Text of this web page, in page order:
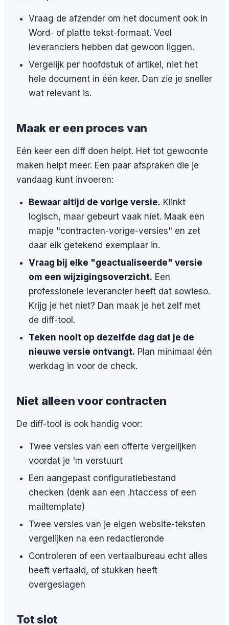
Vraag de afzender om het document ook in
Word- of platte tekst-formaat. Veel
leveranciers hebben dat gewoon liggen.
Vergelijk per hoofdstuk of artikel, niet het
hele document in één keer. Dan zie je sneller
wat relevant is.
Maak er een proces van
Eén keer een diff doen helpt. Het tot gewoonte
maken helpt meer. Een paar afspraken die je
vandaag kunt invoeren:
Bewaar altijd de vorige versie. Klinkt
logisch, maar gebeurt vaak niet. Maak een
mapje "contracten-vorige-versies" en zet
daar elk getekend exemplaar in.
Vraag bij elke "geactualiseerde" versie
om een wijzigingsoverzicht. Een
professionele leverancier heeft dat sowieso.
Krijg je het niet? Dan maak je het zelf met
de diff-tool.
Teken nooit op dezelfde dag dat je de
nieuwe versie ontvangt. Plan minimaal één
werkdag in voor de check.
Niet alleen voor contracten
De diff-tool is ook handig voor:
Twee versies van een offerte vergelijken
voordat je 'm verstuurt
Een aangepast configuratiebestand
checken (denk aan een .htaccess of een
mailtemplate)
Twee versies van je eigen website-teksten
vergelijken na een redactieronde
Controleren of een vertaalbureau echt alles
heeft vertaald, of stukken heeft
overgeslagen
Tot slot